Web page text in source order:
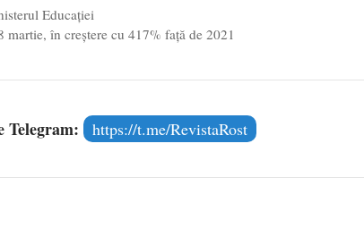
Educației
martie, în creștere cu 417% față de 2021
Telegram: https://t.me/RevistaRost